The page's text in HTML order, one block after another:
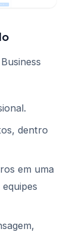
dentro
em uma